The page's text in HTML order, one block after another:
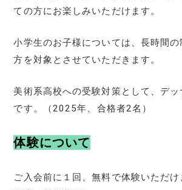
ての方にお楽しみいただけます。
小学生のお子様については、長時間の
方を対象とさせていただきます。
美術系高校への受験対策として、デ
です。（2025年、合格者2名）
体験について
ご入会前に１回、無料で体験いただ